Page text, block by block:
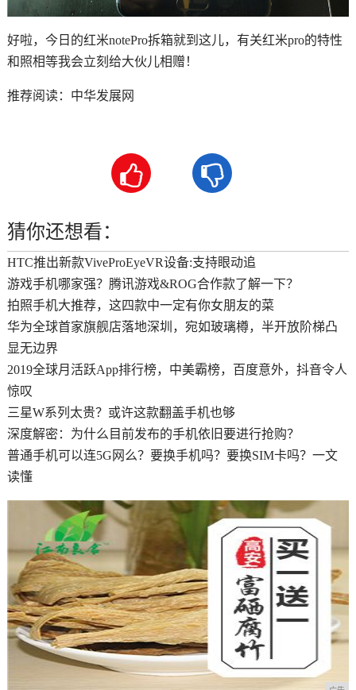
好啦，今日的红米notePro拆箱就到这儿，有关红米pro的特性
和照相等我会立刻给大伙儿相赠！
推荐阅读： 中华发展网
 
猜你还想看：
HTC推出新款ViveProEyeVR设备:支持眼动追
游戏手机哪家强？腾讯游戏&ROG合作款了解一下？
拍照手机大推荐，这四款中一定有你女朋友的菜
华为全球首家旗舰店落地深圳，宛如玻璃樽，半开放阶梯凸
显无边界
2019全球月活跃App排行榜，中美霸榜，百度意外，抖音令人
惊叹
三星W系列太贵？或许这款翻盖手机也够
深度解密：为什么目前发布的手机依旧要进行抢购？
普通手机可以连5G网么？要换手机吗？要换SIM卡吗？一文
读懂